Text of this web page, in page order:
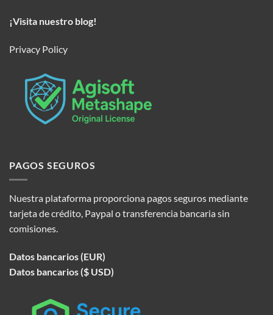
¡Visita nuestro blog!
Privacy Policy
PAGOS SEGUROS
Nuestra plataforma proporciona pagos seguros mediante
tarjeta de crédito, Paypal o transferencia bancaria sin
comisiones.
Datos bancarios (EUR)
Datos bancarios ($ USD)